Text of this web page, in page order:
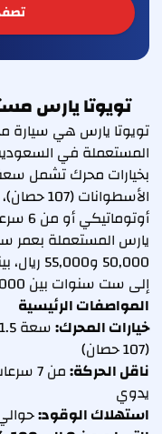
تويوتا يارس
تويوتا يارس هي
المستعملة في
يارس المستعملة بعمر
50,000
إلى ست سنوات بين 35,000 و85,000 ريال.
المواصفات الرئيسية
خيارات المحرك:
(107 حصان)
ناقل الحركة:
يدوي
استهلاك الوقود:حوالي 6.0 لتر/100 كم